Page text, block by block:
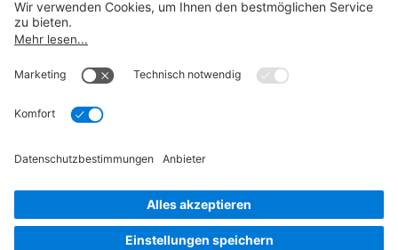
Sicher bezahlen mit
© 2026. Daimler Truck AG. Alle Rechte vorbehalten
Widerrufsbelehrung
Hinweise